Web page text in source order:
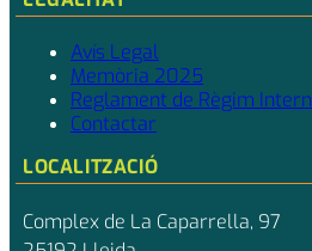
Avís Legal
Memòria 2025
Reglament de Règim Intern
Contactar
LOCALITZACIÓ
Complex de La Caparrella, 97